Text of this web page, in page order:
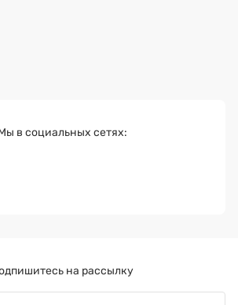
в социальных сетях:
на рассылку